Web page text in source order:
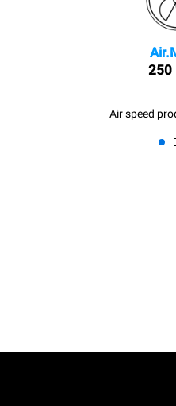
250
Air speed